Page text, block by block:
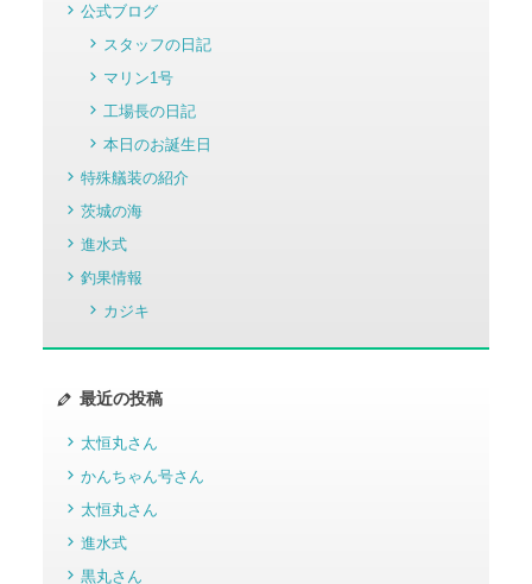
公式ブログ
スタッフの日記
マリン1号
工場長の日記
本日のお誕生日
特殊艤装の紹介
茨城の海
進水式
釣果情報
カジキ
最近の投稿
太恒丸さん
かんちゃん号さん
太恒丸さん
進水式
黒丸さん